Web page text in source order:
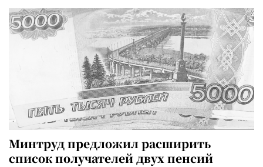
Минтруд предложил расширить
список получателей двух пенсий